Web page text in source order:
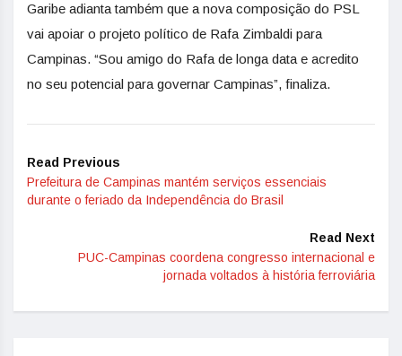
Garibe adianta também que a nova composição do PSL
vai apoiar o projeto político de Rafa Zimbaldi para
Campinas. “Sou amigo do Rafa de longa data e acredito
no seu potencial para governar Campinas”, finaliza.
Read Previous
Prefeitura de Campinas mantém serviços essenciais
durante o feriado da Independência do Brasil
Read Next
PUC-Campinas coordena congresso internacional e
jornada voltados à história ferroviária